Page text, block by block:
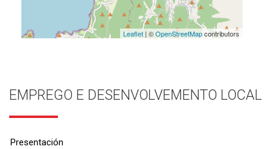
Leaflet| ©OpenStreetMapcontributors
EMPREGO E DESENVOLVEMENTO LOCAL
Presentación